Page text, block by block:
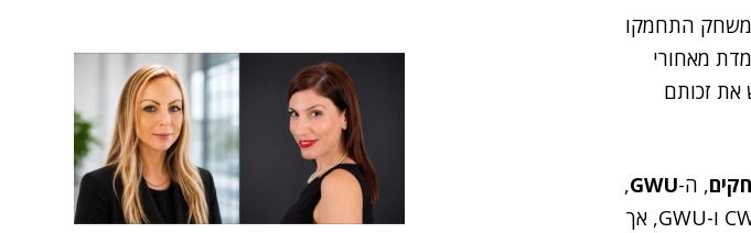
התחמקו
מאחורי
את זכותם
, ה-GWU
,
. לפי הדיווחים, ההחלטה על הקמפיין החדש היא תולדה של דיונים בין CWA ו-GWU, אך